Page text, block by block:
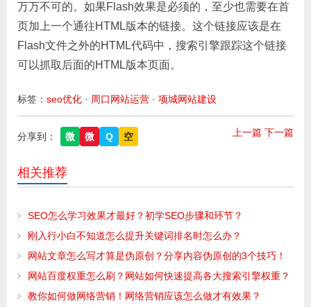
万万不可的。如果Flash效果是必须的，至少也需要在首
页加上一个通往HTML版本的链接。这个链接应该是在
Flash文件之外的HTML代码中，搜索引擎跟踪这个链接
可以抓取后面的HTML版本页面。
标签： seo优化 · 周口网站运营 · 项城网站建设
上一篇 下一篇
分享到： 微 微 Q 空
相关推荐
SEO怎么学习效果才最好？初学SEO步骤和环节？
刚入行小白不知道怎么提升关键词排名时怎么办？
网站文章怎么写才算是伪原创？分享内容伪原创的3个技巧！
网站百度权重怎么刷？网站如何快速提高各大搜索引擎权重？
教你如何做网络营销！网络营销应该怎么做才有效果？